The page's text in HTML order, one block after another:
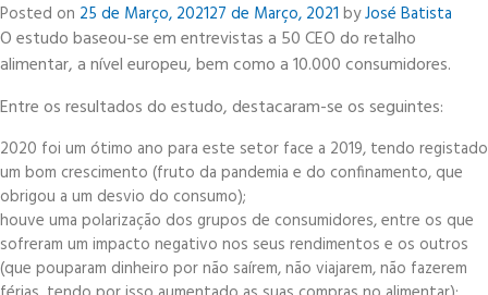
Posted on 25 de Março, 202127 de Março, 2021 byJosé Batista
O estudo baseou-se em entrevistas a 50 CEO do retalho
alimentar, a nível europeu, bem como a 10.000 consumidores.
Entre os resultados do estudo, destacaram-se os seguintes:
2020 foi um ótimo ano para este setor face a 2019, tendo registado
um bom crescimento (fruto da pandemia e do confinamento, que
obrigou a um desvio do consumo);
houve uma polarização dos grupos de consumidores, entre os que
sofreram um impacto negativo nos seus rendimentos e os outros
(que pouparam dinheiro por não saírem, não viajarem, não fazerem